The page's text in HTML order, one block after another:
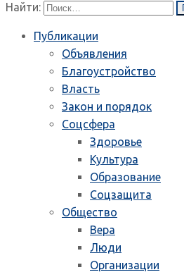
Найти:
Публикации
Объявления
Благоустройство
Власть
Закон и порядок
Соцсфера
Здоровье
Культура
Образование
Соцзащита
Общество
Вера
Люди
Организации